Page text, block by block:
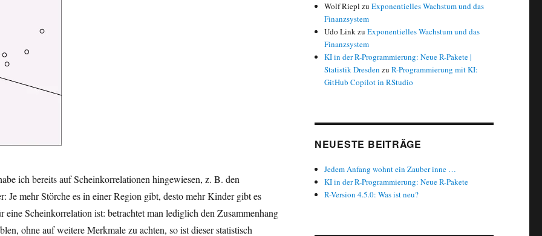
ich bereits auf Scheinkorrelationen hingewiesen, z. B. den
Je mehr Störche es in einer Region gibt, desto mehr Kinder gibt es
eine Scheinkorrelation ist: betrachtet man lediglich den Zusammenhang
ohne auf weitere Merkmale zu achten, so ist dieser statistisch
Wolf Riepl zuExponentielles Wachstum und das
Finanzsystem
Udo LinkzuExponentielles Wachstum und das
Finanzsystem
KI in der R-Programmierung: Neue R-Pakete |
Statistik Dresden zuR-Programmierung mit KI:
GitHub Copilot in RStudio
NEUESTE BEITRÄGE
Jedem Anfang wohnt ein Zauber inne …
KI in der R-Programmierung: Neue R-Pakete
R-Version 4.5.0: Was ist neu?